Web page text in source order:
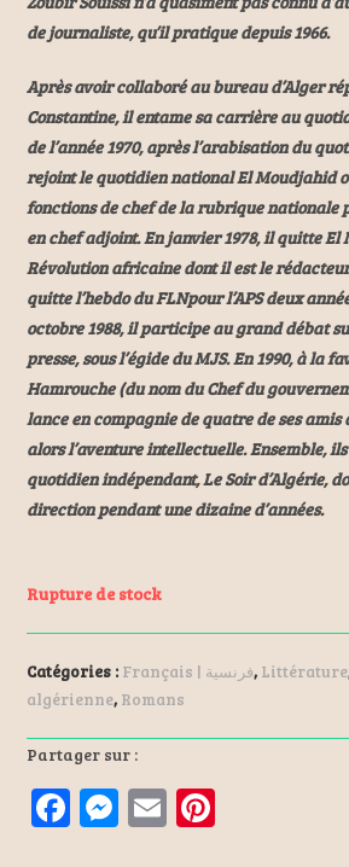
de journaliste, qu’il pratique depuis 1966.
Après avoir collaboré au bureau d’Alger
Constantine, il entame sa carrière au
de l’année 1970, après l’arabisation du
rejoint le quotidien national El Moudjahid
fonctions de chef de la rubrique nationale
en chef adjoint. En janvier 1978, il quitte
Révolution africaine dont il est le rédacteur
quitte l’hebdo du FLNpour l’APS deux
octobre 1988, il participe au grand débat
presse, sous l’égide du MJS. En 1990, à la
Hamrouche (du nom du Chef du
lance en compagnie de quatre de ses
alors l’aventure intellectuelle. Ensemble,
quotidien indépendant, Le Soir d’Algérie,
direction pendant une dizaine d’années.
Rupture de stock
Catégories : Français | فرنسية, Littérature
algérienne, Romans
Partager sur :
F M E